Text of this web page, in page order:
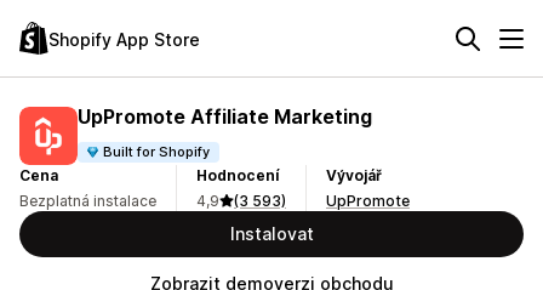
Shopify App Store
UpPromote Affiliate Marketing
Built for Shopify
Cena
Bezplatná instalace
Hodnocení
4,9
(3 593)
Vývojář
UpPromote
Instalovat
Zobrazit demoverzi obchodu